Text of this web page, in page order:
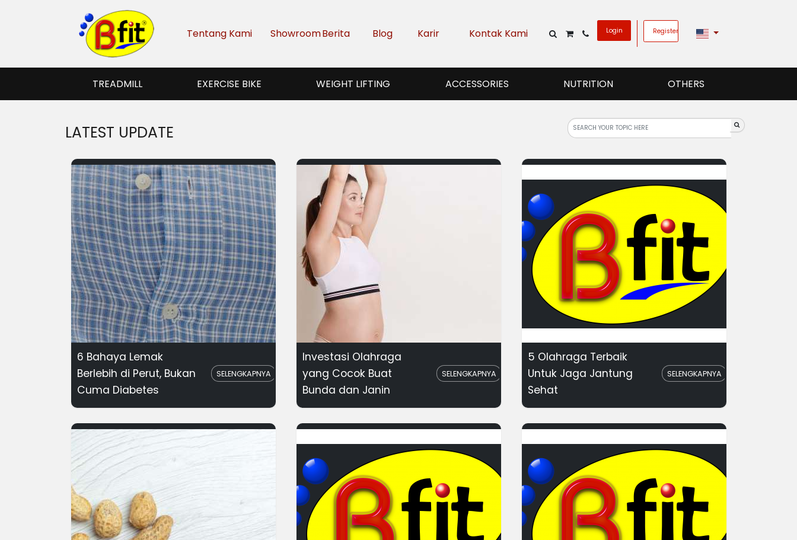
Tentang Kami ShowroomBerita Blog Karir Kontak Kami Login Register
TREADMILL EXERCISE BIKE WEIGHT LIFTING ACCESSORIES NUTRITION OTHERS
LATEST UPDATE
6 Bahaya Lemak
Berlebih di Perut, Bukan
Cuma Diabetes
SELENGKAPNYA
Investasi Olahraga
yang Cocok Buat
Bunda dan Janin
SELENGKAPNYA
5 Olahraga Terbaik
Untuk Jaga Jantung
Sehat
SELENGKAPNYA